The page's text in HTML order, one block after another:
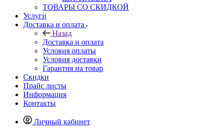
ТОВАРЫ СО СКИДКОЙ
Услуги
Доставка и оплата
Назад
Доставка и оплата
Условия оплаты
Условия доставки
Гарантия на товар
Скидки
Прайс листы
Информация
Контакты
Личный кабинет